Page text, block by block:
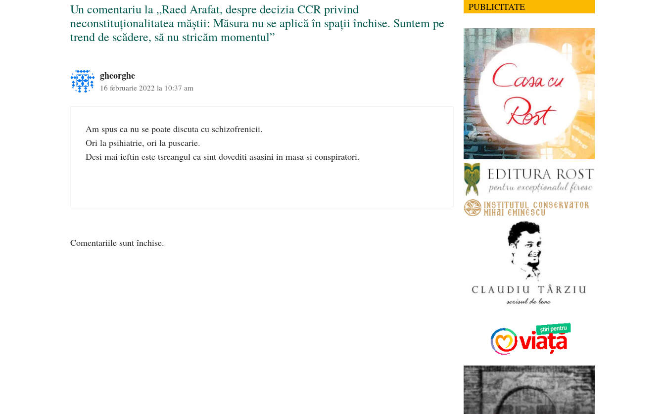
Un comentariu la „Raed Arafat, despre decizia CCR privind
neconstituționalitatea măștii: Măsura nu se aplică în spații închise. Suntem pe
trend de scădere, să nu stricăm momentul”
gheorghe
16 februarie 2022 la 10:37 am
Am spus ca nu se poate discuta cu schizofrenicii.
Ori la psihiatrie, ori la puscarie.
Desi mai ieftin este tsreangul ca sint dovediti asasini in masa si conspiratori.
Comentariile sunt închise.
PUBLICITATE